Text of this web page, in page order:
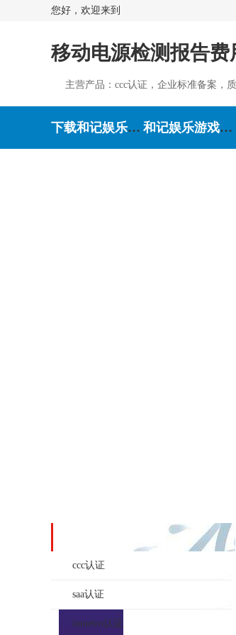
您好，欢迎来到
移动电源检测报告
主营产品：ccc认证，企业标准备案，
下载和记娱乐-和记娱乐游戏 和记娱乐游戏的介绍
ccc认证
saa认证
inmetro认证